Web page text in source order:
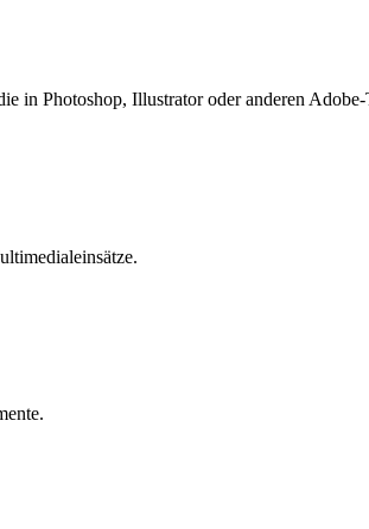
in Photoshop, Illustrator oder anderen Adobe-